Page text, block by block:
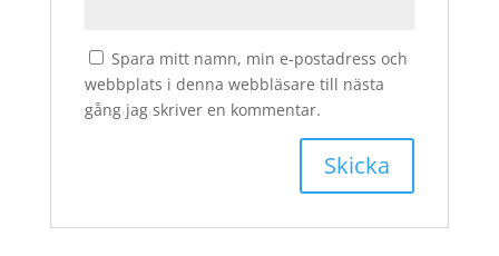
Spara mitt namn, min e-postadress och
webbplats i denna webbläsare till nästa
gång jag skriver en kommentar.